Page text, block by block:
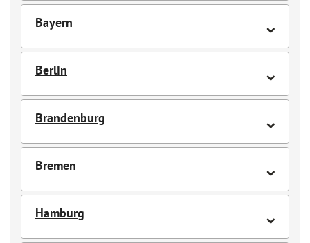
Bayern
Berlin
Brandenburg
Bremen
Hamburg